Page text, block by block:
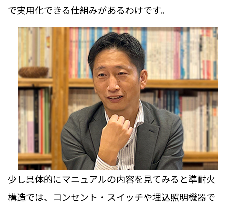
で実用化できる仕組みがあるわけです。
少し具体的にマニュアルの内容を見てみると準耐火
構造では、コンセント・スイッチや埋込照明機器で